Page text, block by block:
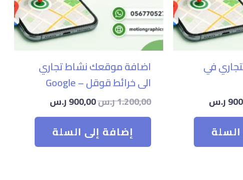
في
ر.س
اضافة موقعك نشاط تجاري
الى خرائط قوقل – Google
1.200,00ر.س900,00ر.س
إضافة إلى السلة